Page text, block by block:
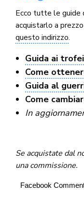
Ecco tutte le guide
acquistarlo a
questo indirizzo.
Guida ai
Come
Guida al
Come
In
Se acquistate dal
una commissione.
Facebook